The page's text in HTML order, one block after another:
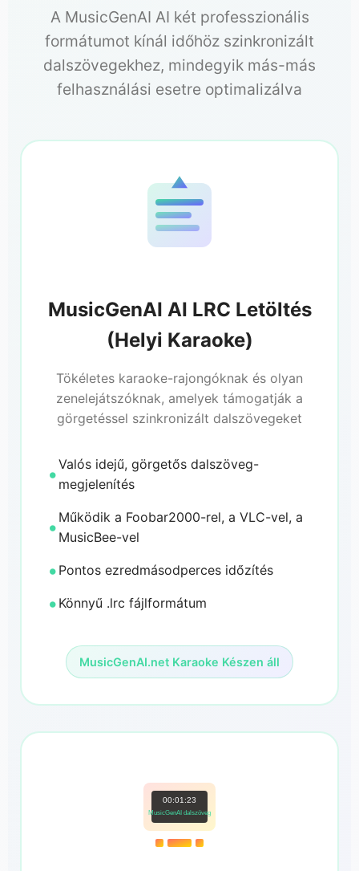
A MusicGenAI AI két professzionális
formátumot kínál időhöz szinkronizált
dalszövegekhez, mindegyik más-más
felhasználási esetre optimalizálva
MusicGenAI AI LRC Letöltés
(Helyi Karaoke)
Tökéletes karaoke-rajongóknak és olyan
zenelejátszóknak, amelyek támogatják a
görgetéssel szinkronizált dalszövegeket
Valós idejű, görgetős dalszöveg-
megjelenítés
Működik a Foobar2000-rel, a VLC-vel, a
MusicBee-vel
Pontos ezredmásodperces időzítés
Könnyű .lrc fájlformátum
MusicGenAI.net Karaoke Készen áll
00:01:23
MusicGenAI dalszöveg